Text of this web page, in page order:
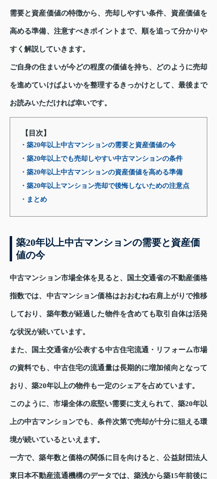
需要と資産価値の特徴から、売却しやすい条件、資産価値を
高める準備、注意すべきポイントまで、順を追って分かりや
すく解説していきます。
ご自身の住まいが今どの程度の価値を持ち、どのように売却
を進めていけばよいかを整理するきっかけとして、最後まで
お読みいただければ幸いです。
【目次】
・築20年以上中古マンションの需要と資産価値の今
・築20年以上でも売却しやすい中古マンションの条件
・築20年以上中古マンションの資産価値を高める準備
・築20年以上マンション売却で後悔しないための注意点
・まとめ
築20年以上中古マンションの需要と資産価
値の今
中古マンション市場全体を見ると、国土交通省の不動産価格
指数では、中古マンション価格はおおむね右肩上がりで推移
しており、築年数が経過した物件を含めても取引自体は活発
な状況が続いています。
また、国土交通省が公表する中古住宅流通・リフォーム市場
の資料でも、中古住宅の流通量は長期的に増加傾向となって
おり、築20年以上の物件も一定のシェアを占めています。
このように、市場全体の底堅い需要に支えられて、築20年以
上の中古マンションでも、条件次第で売却が十分に狙える環
境が続いているといえます。
一方で、築年数と価格の関係に目を向けると、公益財団法人
東日本不動産流通機構のデータでは、築浅から築15年前後に